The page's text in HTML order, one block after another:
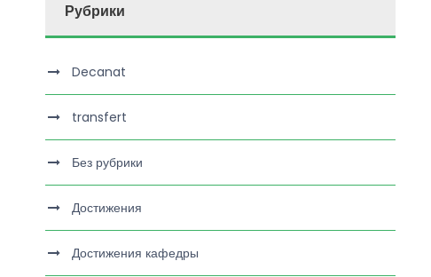
Рубрики
Decanat
transfert
Без рубрики
Достижения
Достижения кафедры